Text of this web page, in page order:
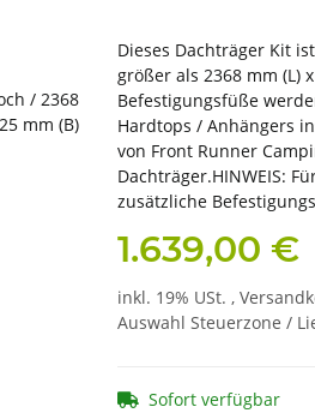
Dieses Dachträger Kit
größer als 2368 mm (L)
Befestigungsfüße
Hardtops / Anhängers
von Front Runner
Dachträger.HINWEIS:
zusätzliche
1.639,00 €
inkl. 19% USt. ,
Auswahl Steuerzone /
Sofort verfügbar